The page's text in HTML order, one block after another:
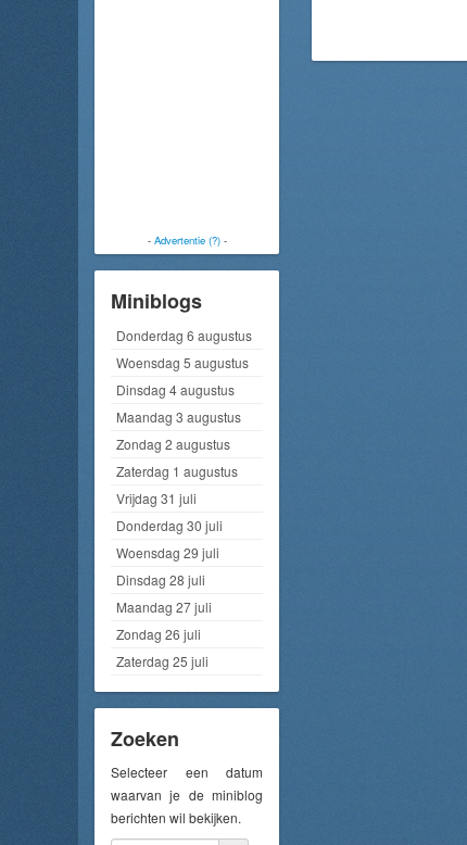
- Advertentie (?)-
Miniblogs
Donderdag 6 augustus
Woensdag 5 augustus
Dinsdag 4 augustus
Maandag 3 augustus
Zondag 2 augustus
Zaterdag 1 augustus
Vrijdag 31 juli
Donderdag 30 juli
Woensdag 29 juli
Dinsdag 28 juli
Maandag 27 juli
Zondag 26 juli
Zaterdag 25 juli
Zoeken
Selecteer een datum
waarvan je de miniblog
berichten wil bekijken.